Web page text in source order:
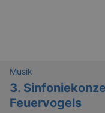
Musik
3.
Feuervogels